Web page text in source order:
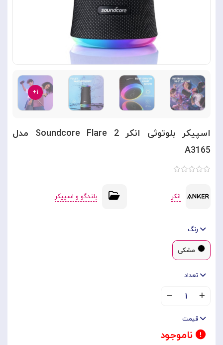
۱+
اسپیکر بلوتوثی انکر 2 Soundcore Flare مدل
A3165
انکر بلندگو و اسپیکر
رنگ
مشکی
تعداد
۱
قیمت
ناموجود